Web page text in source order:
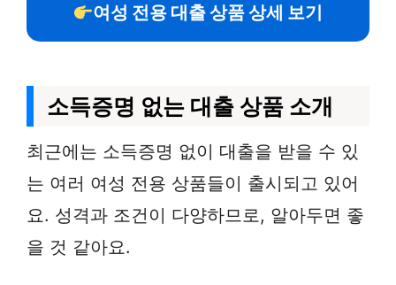
여성 전용 대출 상품 상세 보기
소득증명 없는 대출 상품 소개
최근에는 소득증명 없이 대출을 받을 수 있
는 여러 여성 전용 상품들이 출시되고 있어
요. 성격과 조건이 다양하므로, 알아두면 좋
을 것 같아요.